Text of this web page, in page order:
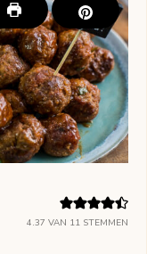
4.37 VAN 11 STEMMEN